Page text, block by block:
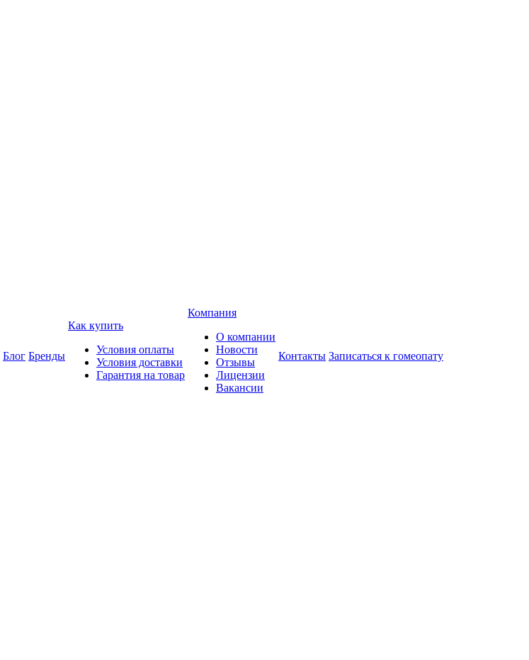
Блог Бренды
Как купить
Условия оплаты
Условия доставки
Гарантия на товар
Компания
О компании
Новости
Отзывы
Лицензии
Вакансии
Контакты Записаться к гомеопату